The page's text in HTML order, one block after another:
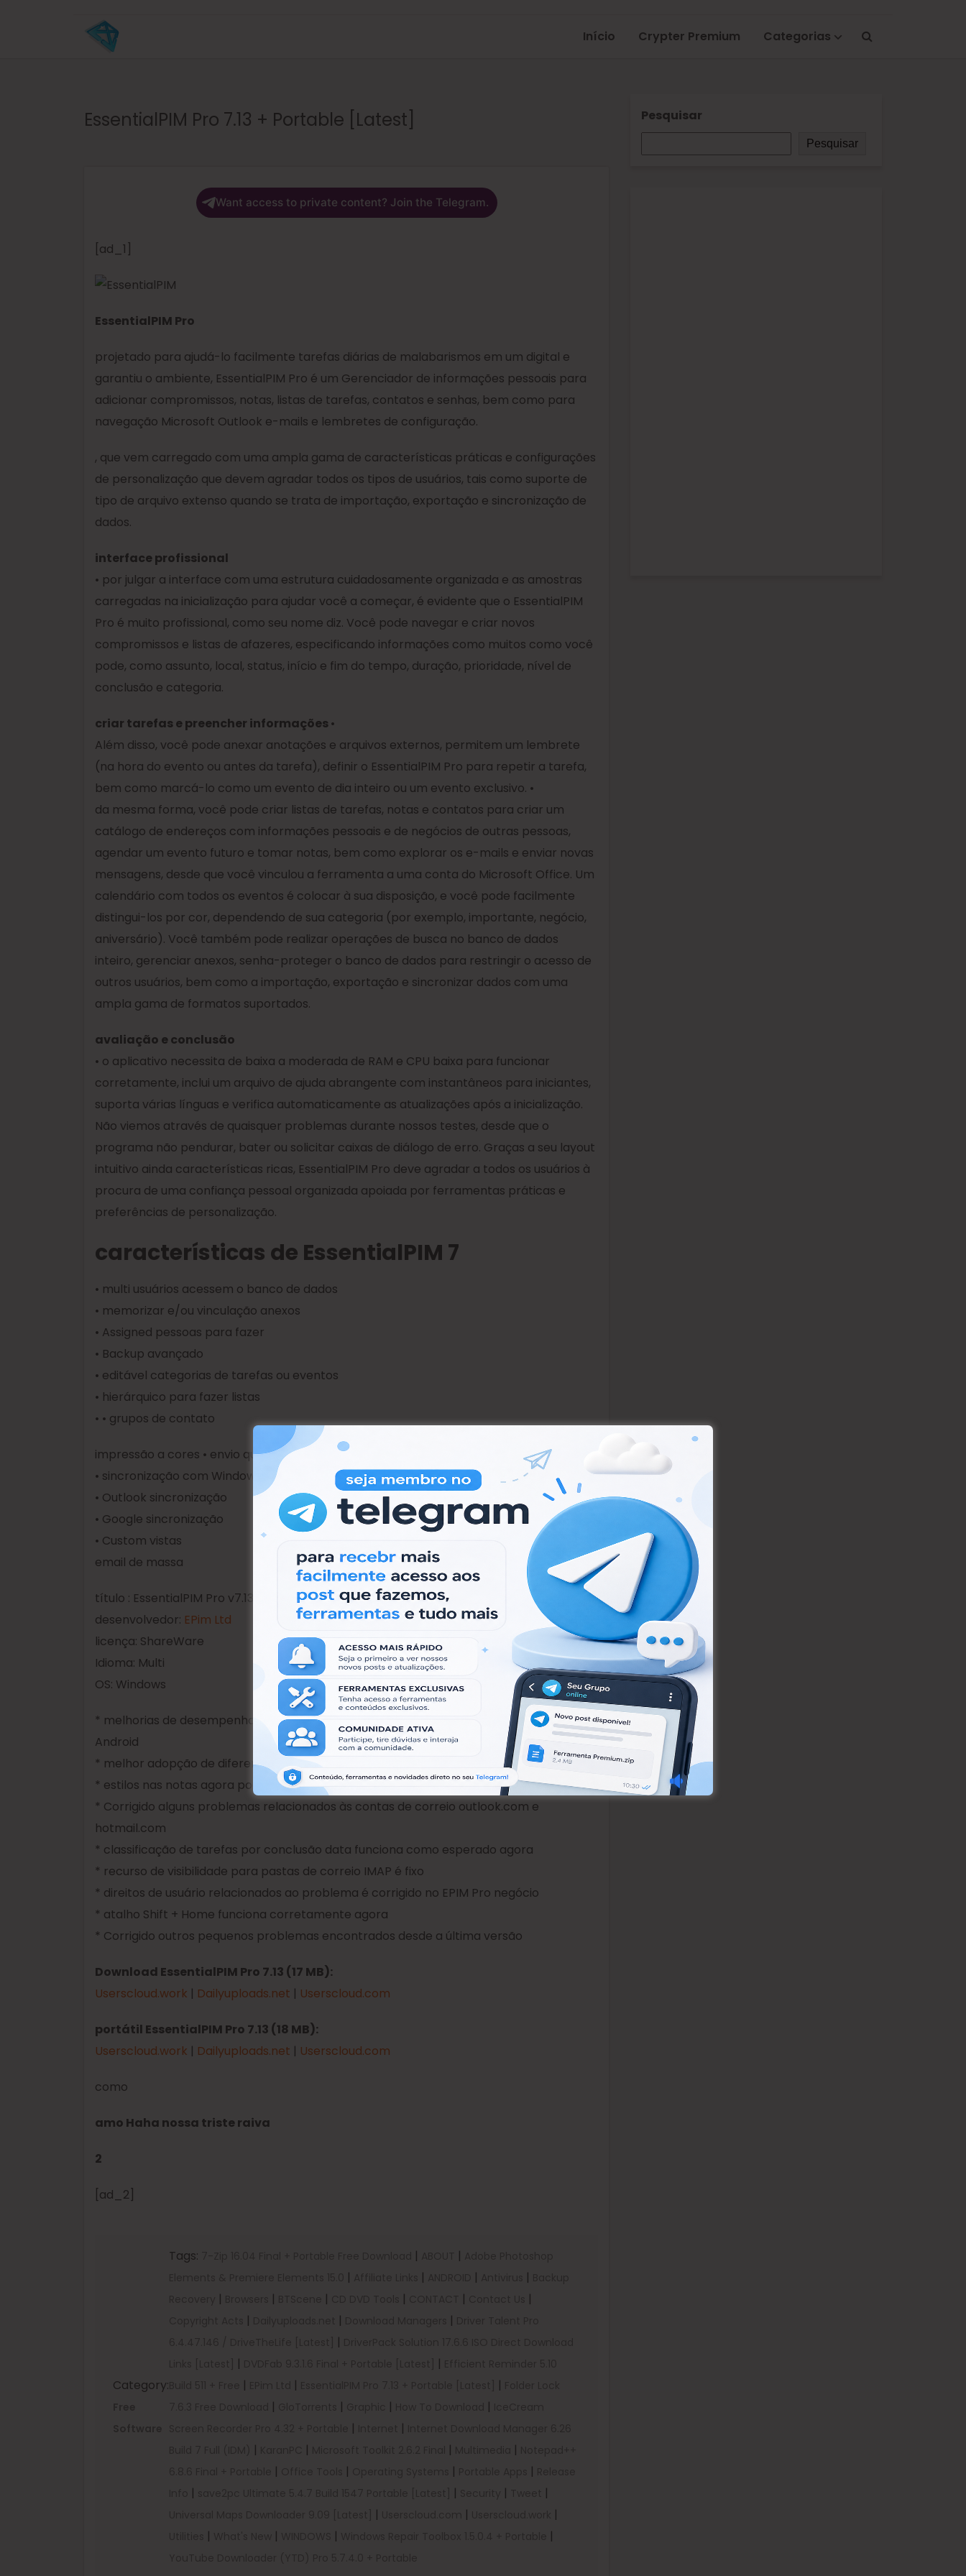
Início Crypter Premium Categorias
EssentialPIM Pro 7.13 + Portable [Latest]
Want access to private content? Join the Telegram.
[ad_1]
EssentialPIM Pro
projetado para ajudá-lo facilmente tarefas diárias de malabarismos em um digital e
garantiu o ambiente, EssentialPIM Pro é um Gerenciador de informações pessoais para
adicionar compromissos, notas, listas de tarefas, contatos e senhas, bem como para
navegação Microsoft Outlook e-mails e lembretes de configuração.
, que vem carregado com uma ampla gama de características práticas e configurações
de personalização que devem agradar todos os tipos de usuários, tais como suporte de
tipo de arquivo extenso quando se trata de importação, exportação e sincronização de
dados.
interface profissional
• por julgar a interface com uma estrutura cuidadosamente organizada e as amostras
carregadas na inicialização para ajudar você a começar, é evidente que o EssentialPIM
Pro é muito profissional, como seu nome diz. Você pode navegar e criar novos
compromissos e listas de afazeres, especificando informações como muitos como você
pode, como assunto, local, status, início e fim do tempo, duração, prioridade, nível de
conclusão e categoria.
criar tarefas e preencher informações•
Além disso, você pode anexar anotações e arquivos externos, permitem um lembrete
(na hora do evento ou antes da tarefa), definir o EssentialPIM Pro para repetir a tarefa,
bem como marcá-lo como um evento de dia inteiro ou um evento exclusivo. •
da mesma forma, você pode criar listas de tarefas, notas e contatos para criar um
catálogo de endereços com informações pessoais e de negócios de outras pessoas,
agendar um evento futuro e tomar notas, bem como explorar os e-mails e enviar novas
mensagens, desde que você vinculou a ferramenta a uma conta do Microsoft Office. Um
calendário com todos os eventos é colocar à sua disposição, e você pode facilmente
distingui-los por cor, dependendo de sua categoria (por exemplo, importante, negócio,
aniversário). Você também pode realizar operações de busca no banco de dados
inteiro, gerenciar anexos, senha-proteger o banco de dados para restringir o acesso de
outros usuários, bem como a importação, exportação e sincronizar dados com uma
ampla gama de formatos suportados.
avaliação e conclusão
• o aplicativo necessita de baixa a moderada de RAM e CPU baixa para funcionar
corretamente, inclui um arquivo de ajuda abrangente com instantâneos para iniciantes,
suporta várias línguas e verifica automaticamente as atualizações após a inicialização.
Não viemos através de quaisquer problemas durante nossos testes, desde que o
programa não pendurar, bater ou solicitar caixas de diálogo de erro. Graças a seu layout
intuitivo ainda características ricas, EssentialPIM Pro deve agradar a todos os usuários à
procura de uma confiança pessoal organizada apoiada por ferramentas práticas e
preferências de personalização.
características de EssentialPIM 7
• multi usuários acessem o banco de dados
• memorizar e/ou vinculação anexos
• Assigned pessoas para fazer
• Backup avançado
• editável categorias de tarefas ou eventos
• hierárquico para fazer listas
• • grupos de contato
impressão a cores • envio qualquer item para o e-mail
• sincronização com Windows Mobile ou Palm dispositivos
• Outlook sincronização
• Google sincronização
• Custom vistas
email de massa
título : EssentialPIM Pro v7.13
desenvolvedor: EPim Ltd
licença: ShareWare
Idioma: Multi
OS: Windows
* melhorias de desempenho e correções de bugs relacionados à sincronização de EPIM
Android
* melhor adopção de diferentes configurações de DPI no Windows
* estilos nas notas agora pode ser atribuído a tabelas
* Corrigido alguns problemas relacionados às contas de correio outlook.com e
hotmail.com
* classificação de tarefas por conclusão data funciona como esperado agora
* recurso de visibilidade para pastas de correio IMAP é fixo
* direitos de usuário relacionados ao problema é corrigido no EPIM Pro negócio
* atalho Shift + Home funciona corretamente agora
* Corrigido outros pequenos problemas encontrados desde a última versão
Download EssentialPIM Pro 7.13 (17 MB):
Userscloud.work | Dailyuploads.net | Userscloud.com
portátil EssentialPIM Pro 7.13 (18 MB):
Userscloud.work | Dailyuploads.net | Userscloud.com
como
amo Haha nossa tristeraiva
2
[ad_2]
Category:
Tags: | |
| | | |
| | | | | |
| | |
|
| |
| | |
| | | |
| |
| | | |
| | | |
| | | |
| | |
| | | |
Pesquisar
Pesquisar